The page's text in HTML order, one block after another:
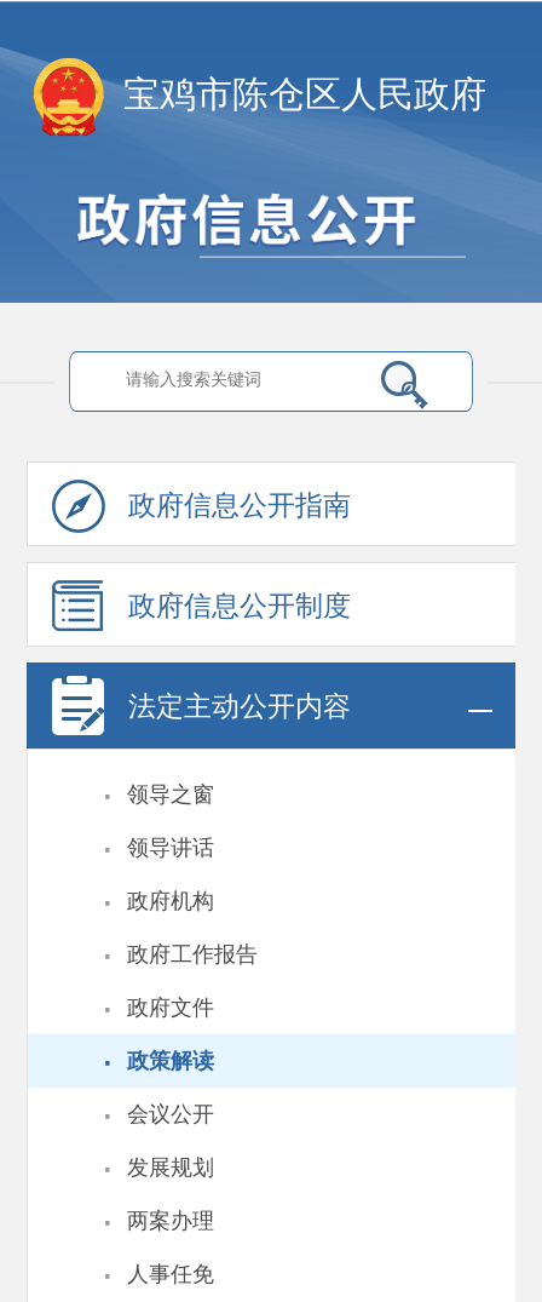
宝鸡市陈仓区人民政府
政府信息公开指南
政府信息公开制度
法定主动公开内容
· 领导之窗
· 领导讲话
· 政府机构
· 政府工作报告
· 政府文件
· 政策解读
· 会议公开
· 发展规划
· 两案办理
· 人事任免